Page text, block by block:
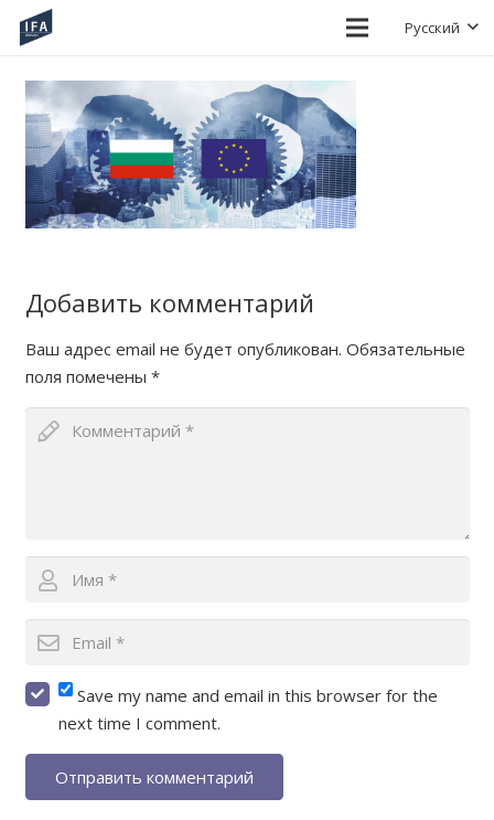
Русский
Добавить комментарий
Ваш адрес email не будет опубликован. Обязательные
поля помечены *
Save my name and email in this browser for the
next time I comment.
Отправить комментарий